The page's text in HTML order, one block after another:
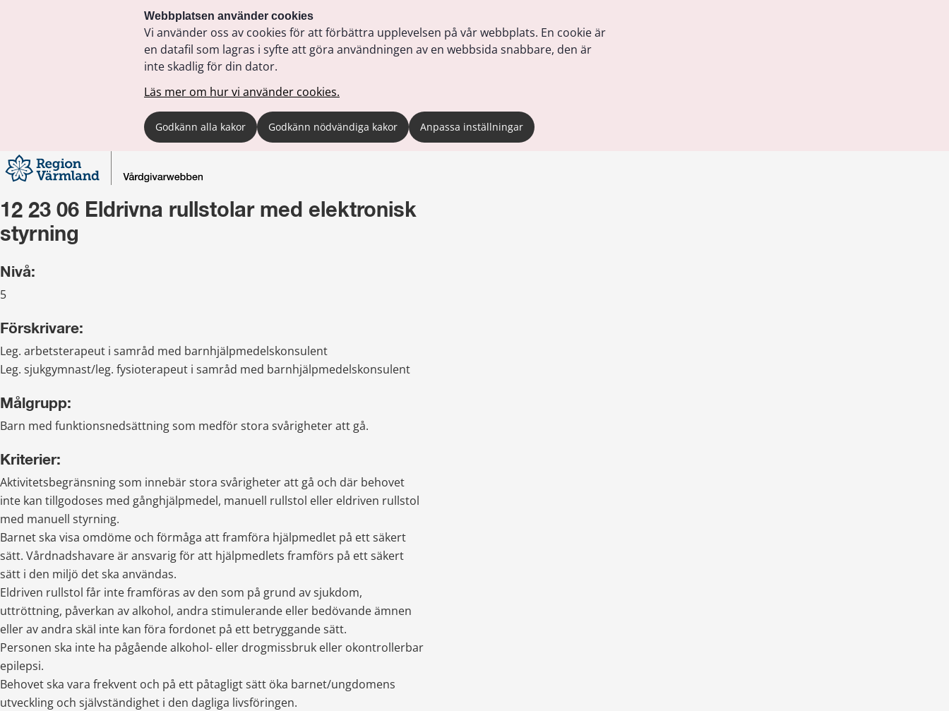
Webbplatsen använder cookies
Vi använder oss av cookies för att förbättra upplevelsen på vår webbplats. En cookie är
en datafil som lagras i syfte att göra användningen av en webbsida snabbare, den är
inte skadlig för din dator.
Läs mer om hur vi använder cookies.
Godkänn alla kakor Godkänn nödvändiga kakor Anpassa inställningar
12 23 06 Eldrivna rullstolar med elektronisk
styrning
Nivå:
5
Förskrivare:
Leg. arbetsterapeut i samråd med barnhjälpmedelskonsulent
Leg. sjukgymnast/leg. fysioterapeut i samråd med barnhjälpmedelskonsulent
Målgrupp:
Barn med funktionsnedsättning som medför stora svårigheter att gå.
Kriterier:
Aktivitetsbegränsning som innebär stora svårigheter att gå och där behovet
inte kan tillgodoses med gånghjälpmedel, manuell rullstol eller eldriven rullstol
med manuell styrning.
Barnet ska visa omdöme och förmåga att framföra hjälpmedlet på ett säkert
sätt. Vårdnadshavare är ansvarig för att hjälpmedlets framförs på ett säkert
sätt i den miljö det ska användas.
Eldriven rullstol får inte framföras av den som på grund av sjukdom,
uttröttning, påverkan av alkohol, andra stimulerande eller bedövande ämnen
eller av andra skäl inte kan föra fordonet på ett betryggande sätt.
Personen ska inte ha pågående alkohol- eller drogmissbruk eller okontrollerbar
epilepsi.
Behovet ska vara frekvent och på ett påtagligt sätt öka barnet/ungdomens
utveckling och självständighet i den dagliga livsföringen.